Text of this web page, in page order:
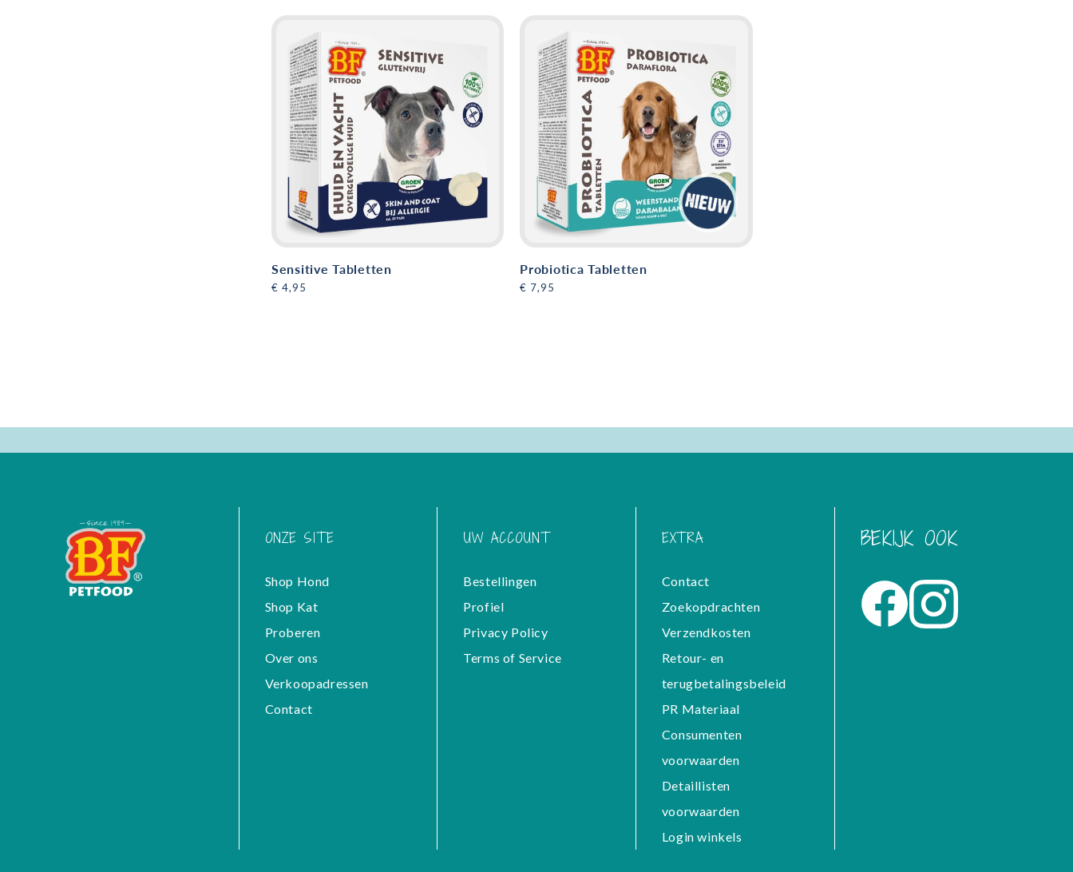
Sensitive Tabletten
Normale
€ 4,95
Probiotica Tabletten
Normale
€ 7,95
ONZE SITE
Shop Hond
Shop Kat
Proberen
Over ons
Verkoopadressen
Contact
UW ACCOUNT
Bestellingen
Profiel
Privacy Policy
Terms of Service
EXTRA
Contact
Zoekopdrachten
Verzendkosten
Retour- en
terugbetalingsbeleid
PR Materiaal
Consumenten
voorwaarden
Detaillisten
voorwaarden
Login winkels
BEKIJK OOK